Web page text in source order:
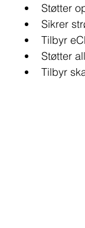
Støtter
Sikrer
Tilbyr
Støtter
Tilbyr